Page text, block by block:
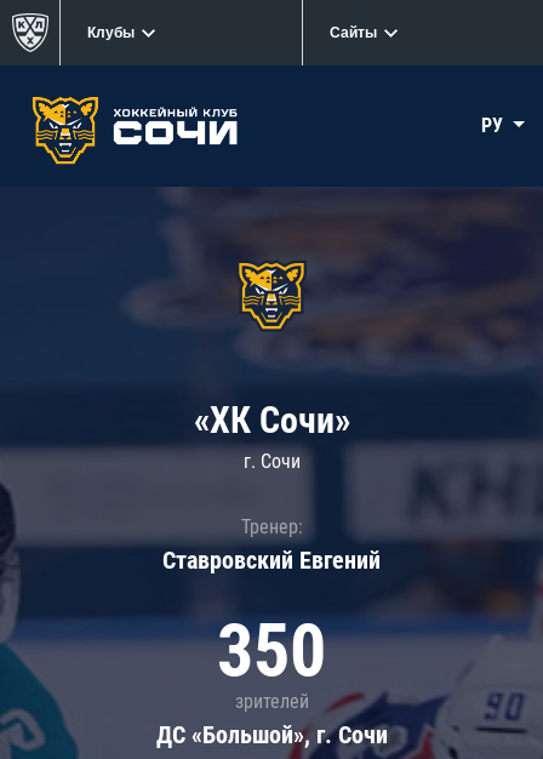
Клубы Сайты
РУ
«ХК Сочи»
г. Сочи
Тренер:
Ставровский Евгений
350
зрителей
ДС «Большой», г. Сочи